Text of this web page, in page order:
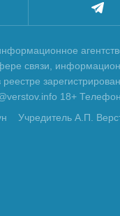
связи,
реестре
18+
Учредитель А.П.